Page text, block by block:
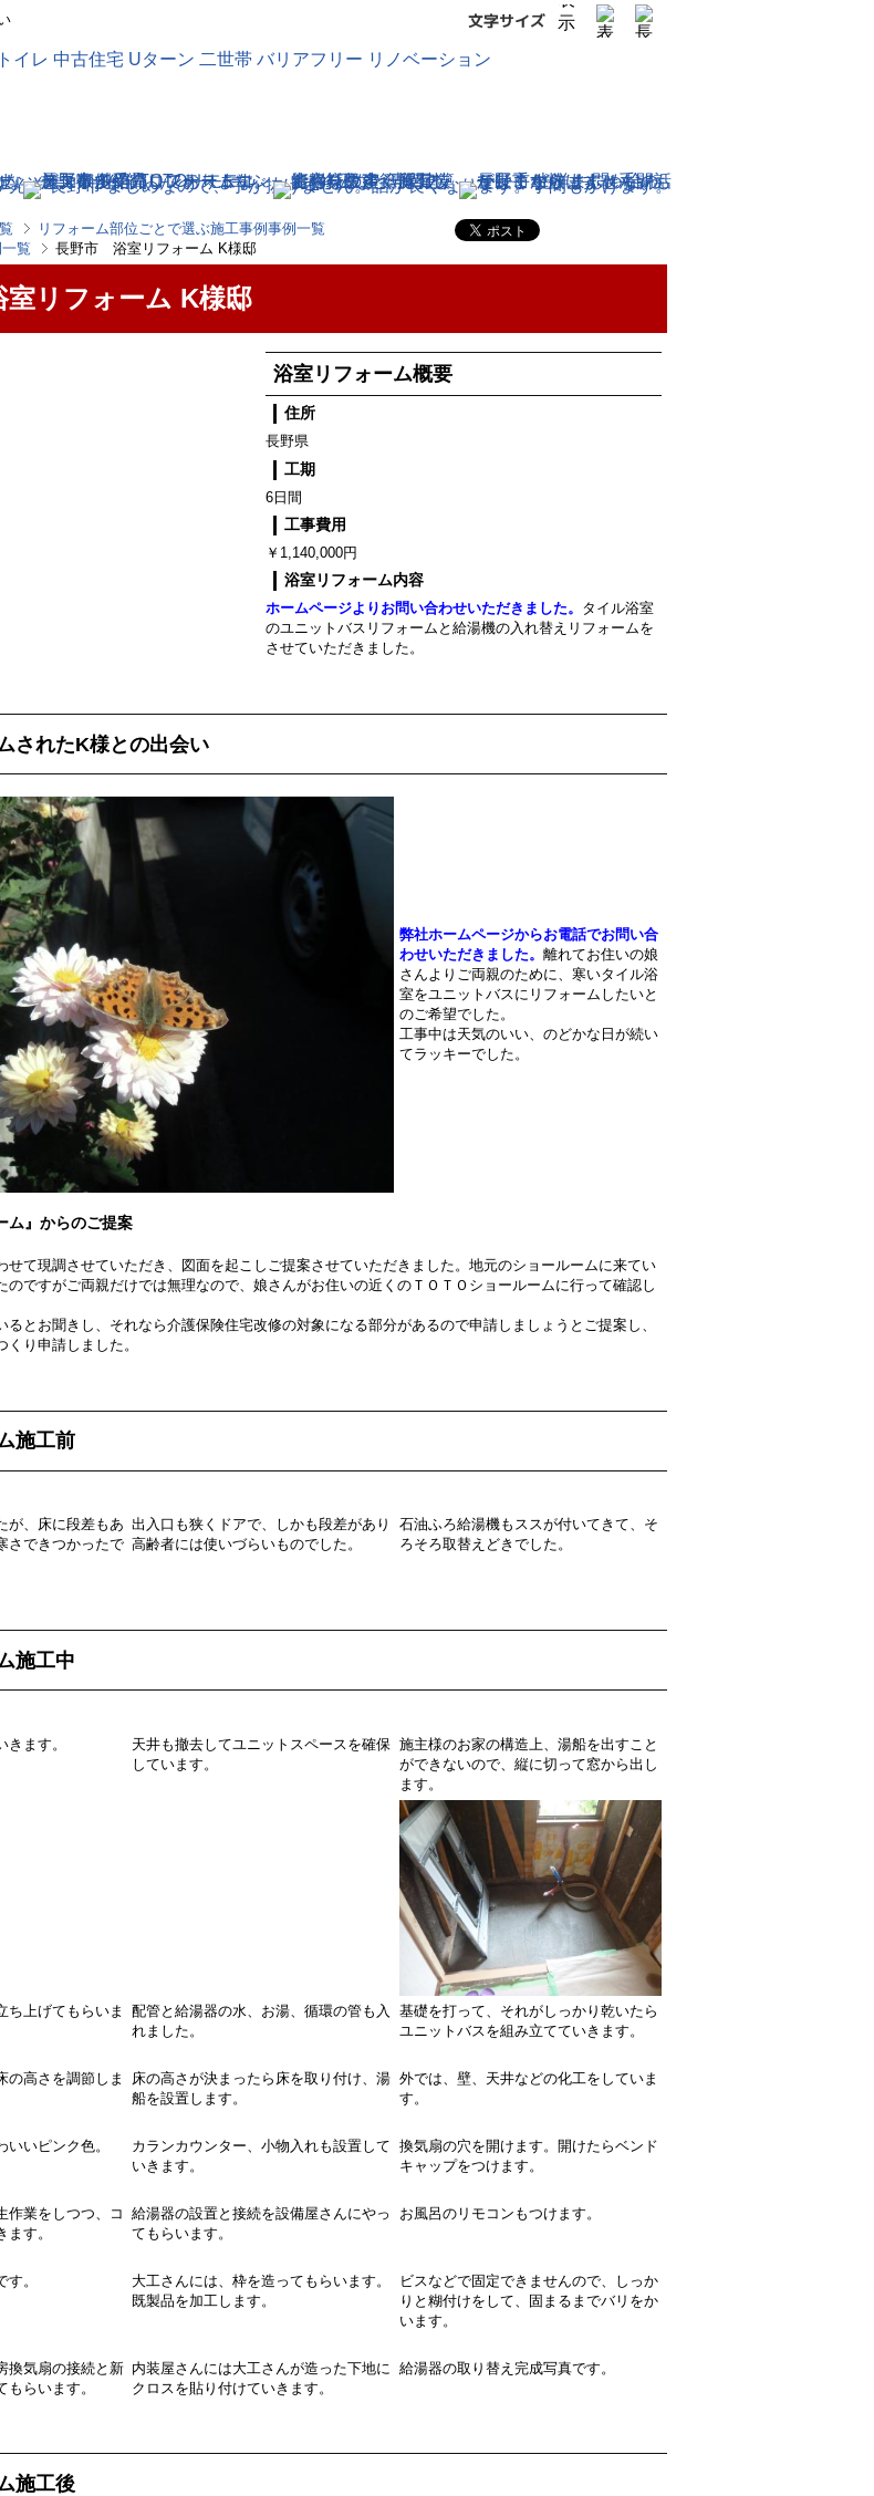
リフォーム部位ごとで選ぶ施工事例事例一覧
覧
長野市 浴室リフォーム K様邸
リフォーム K様邸
浴室リフォーム概要
住所
長野県
工期
6日間
工事費用
￥1,140,000円
浴室リフォーム内容
ホームページよりお問い合わせいただきました。 タイル浴室
のユニットバスリフォームと給湯機の入れ替えリフォームを
させていただきました。
されたK様との出会い
弊社ホームページからお電話でお問い合
わせいただきました。 離れてお住いの娘
さんよりご両親のために、寒いタイル浴
室をユニットバスにリフォームしたいと
のご希望でした。
工事中は天気のいい、のどかな日が続い
てラッキーでした。
ム』からのご提案
せて現調させていただき、図面を起こしご提案させていただきました。地元のショールームに来てい
のですがご両親だけでは無理なので、娘さんがお住いの近くのＴＯＴＯショールームに行って確認し
るとお聞きし、それなら介護保険住宅改修の対象になる部分があるので申請しましょうとご提案し、
り申請しました。
施工前
が、床に段差もあ
さできつかったで
出入口も狭くドアで、しかも段差があり
高齢者には使いづらいものでした。
石油ふろ給湯機もススが付いてきて、そ
ろそろ取替えどきでした。
施工中
ます。
天井も撤去してユニットスペースを確保
しています。
施主様のお家の構造上、湯船を出すこと
ができないので、縦に切って窓から出し
ます。
ち上げてもらいま
配管と給湯器の水、お湯、循環の管も入
れました。
基礎を打って、それがしっかり乾いたら
ユニットバスを組み立てていきます。
の高さを調節しま
床の高さが決まったら床を取り付け、湯
船を設置します。
外では、壁、天井などの化工をしていま
す。
いピンク色。
カランカウンター、小物入れも設置して
いきます。
換気扇の穴を開けます。開けたらベンド
キャップをつけます。
作業をしつつ、コ
す。
給湯器の設置と接続を設備屋さんにやっ
てもらいます。
お風呂のリモコンもつけます。
。
大工さんには、枠を造ってもらいます。
既製品を加工します。
ビスなどで固定できませんので、しっか
りと糊付けをして、固まるまでバリをか
います。
換気扇の接続と新
もらいます。
内装屋さんには大工さんが造った下地に
クロスを貼り付けていきます。
給湯器の取り替え完成写真です。
施工後